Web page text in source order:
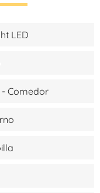
LED
- Comedor